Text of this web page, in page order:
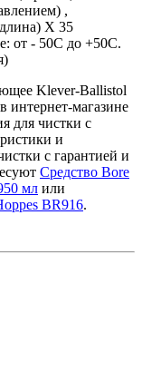
,
Х 35
от - 50С до +50С.
Klever-Ballistol
интернет-магазине
для чистки с
и
с гарантией и
Средство Bore
мл или
BR916.